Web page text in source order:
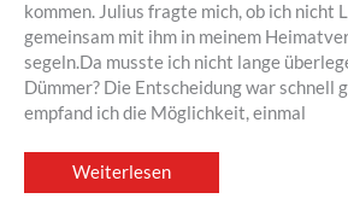
kommen. Julius fragte mich, ob ich nicht
gemeinsam mit ihm in meinem
segeln.Da musste ich nicht lange
Dümmer? Die Entscheidung war schnell
empfand ich die Möglichkeit, einmal
Bericht
Weiterlesen